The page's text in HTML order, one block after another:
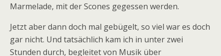
Marmelade, mit der Scones gegessen werden.
Jetzt aber dann doch mal gebügelt, so viel war es doch
gar nicht. Und tatsächlich kam ich in unter zwei
Stunden durch, begleitet von Musik über